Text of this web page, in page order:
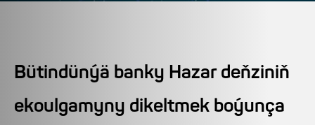
Bütindünýä banky Hazar deňziniň
ekoulgamyny dikeltmek boýunça